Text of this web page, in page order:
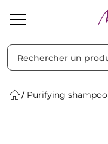
Purifying shampoo